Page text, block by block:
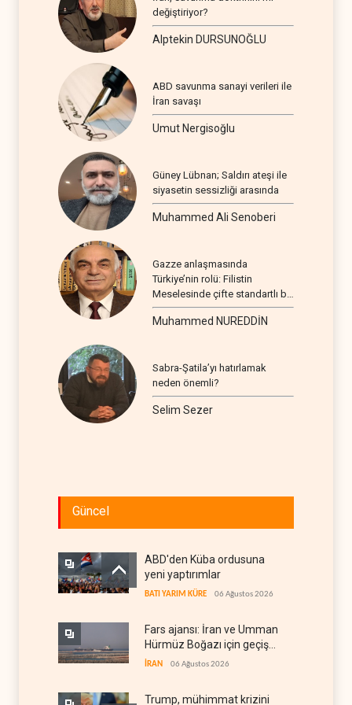
değiştiriyor?
Alptekin DURSUNOĞLU
ABD savunma sanayi verileri ile
İran savaşı
Umut Nergisoğlu
Güney Lübnan; Saldırı ateşi ile
siyasetin sessizliği arasında
Muhammed Ali Senoberi
Gazze anlaşmasında
Türkiye’nin rolü: Filistin
Meselesinde çifte standartlı bir
seyir
Muhammed NUREDDİN
Sabra-Şatila’yı hatırlamak
neden önemli?
Selim Sezer
Güncel
ABD'den Küba ordusuna
yeni yaptırımlar
BATI YARIM KÜRE 06 Ağustos 2026
Fars ajansı: İran ve Umman
Hürmüz Boğazı için geçiş
koridorlarında anlaştı
İRAN 06 Ağustos 2026
Trump, mühimmat krizini